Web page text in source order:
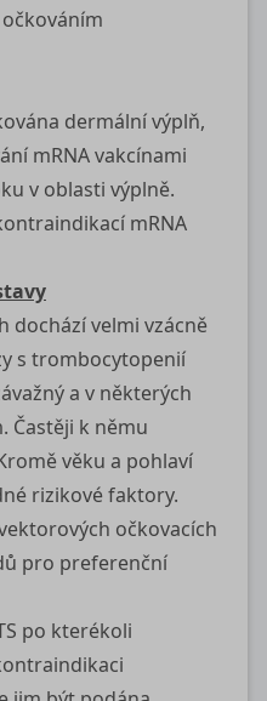
dermální výplň,
mRNA vakcínami
v oblasti výplně.
mRNA
dochází velmi vzácně
s trombocytopenií
a v některých
Častěji k němu
věku a pohlaví
rizikové faktory.
očkovacích
pro preferenční
po kterékoli